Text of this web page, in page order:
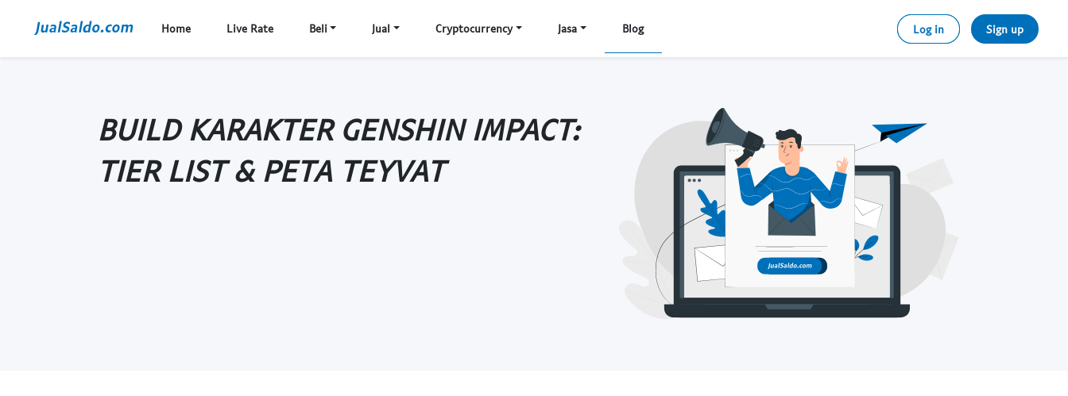
Home Live Rate Beli Jual Cryptocurrency Jasa Blog Log in Sign up
BUILD KARAKTER GENSHIN IMPACT:
TIER LIST & PETA TEYVAT